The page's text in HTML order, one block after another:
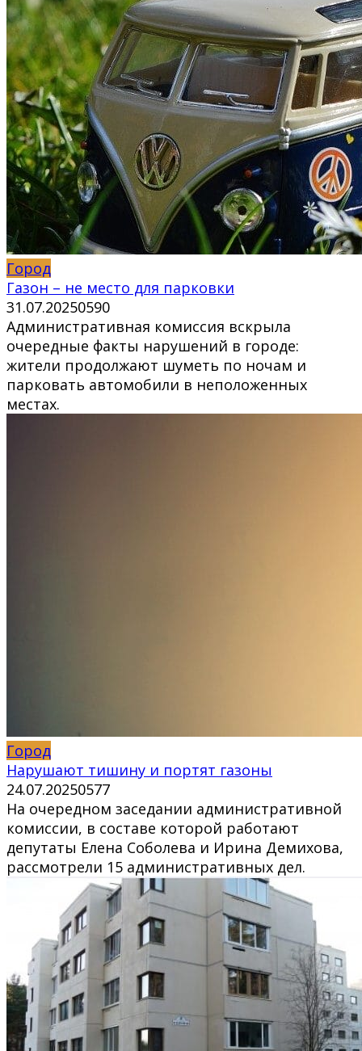
Город
Газон – не место для парковки
31.07.20250590
Административная комиссия вскрыла
очередные факты нарушений в городе:
жители продолжают шуметь по ночам и
парковать автомобили в неположенных
местах.
Город
Нарушают тишину и портят газоны
24.07.20250577
На очередном заседании административной
комиссии, в составе которой работают
депутаты Елена Соболева и Ирина Демихова,
рассмотрели 15 административных дел.